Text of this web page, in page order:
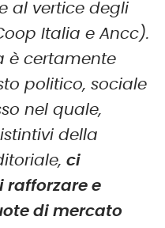
al vertice degli
Italia e Ancc).
è certamente
politico, sociale
nel quale,
della
ci
rafforzare e
di mercato